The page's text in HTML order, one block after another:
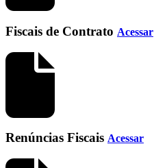
Fiscais de Contrato Acessar
Renúncias Fiscais Acessar